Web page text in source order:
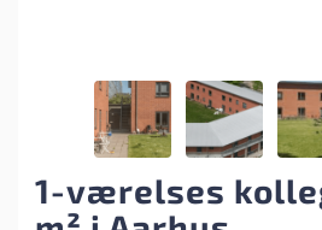
1-værelses